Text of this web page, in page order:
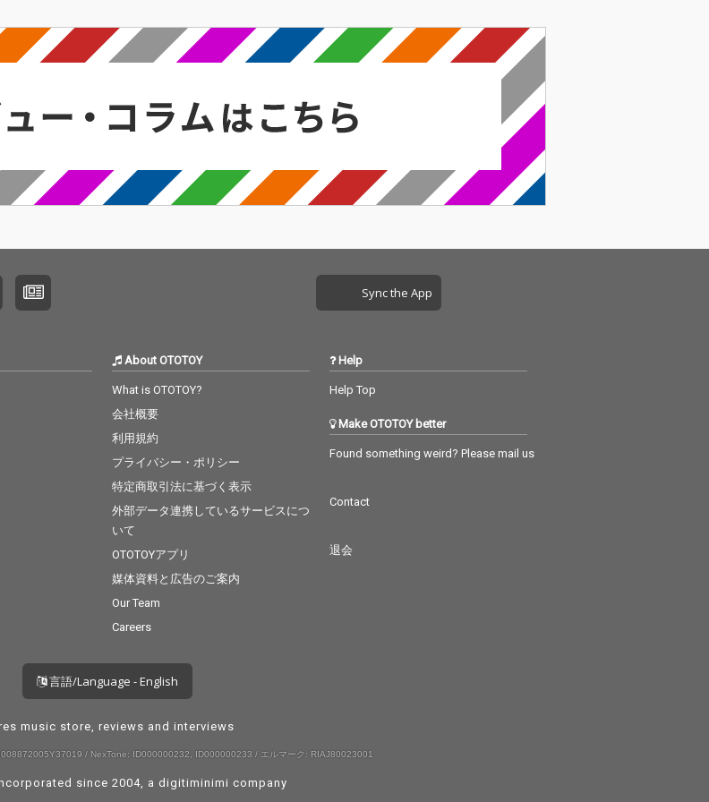
Sync the App
About OTOTOY
What is OTOTOY?
会社概要
利用規約
プライバシー・ポリシー
特定商取引法に基づく表示
外部データ連携しているサービスにつ
いて
OTOTOYアプリ
媒体資料と広告のご案内
Our Team
Careers
Help
Help Top
Make OTOTOY better
Found something weird? Please mail us
Contact
退会
言語/Language - English
music store, reviews and interviews
/ NexTone: ID000000232, ID000000233 / エルマーク: RIAJ80023001
since 2004, a digitiminimi company